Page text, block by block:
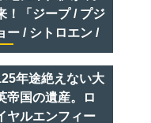
テスタロッサ /
テメラリオ /ベント
ー スーパースポ
ツ
！「ジープ / プジ
ー / シトロエン /
ィアット / アバル
足立」はクルマ
セレクトショッ
プである
年途絶えない大
帝国の遺産。ロ
ヤルエンフィー